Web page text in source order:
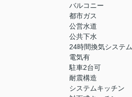
バルコニー
都市ガス
公営水道
公共下水
24時間換気システム
電気有
駐車2台可
耐震構造
システムキッチン